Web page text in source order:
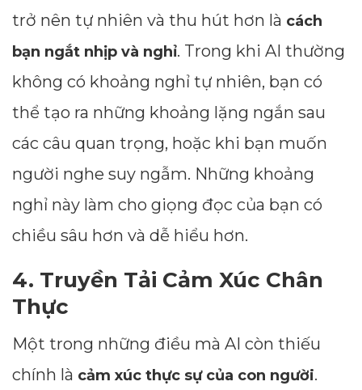
trở nên tự nhiên và thu hút hơn là cách
bạn ngắt nhịp và nghỉ. Trong khi AI thường
không có khoảng nghỉ tự nhiên, bạn có
thể tạo ra những khoảng lặng ngắn sau
các câu quan trọng, hoặc khi bạn muốn
người nghe suy ngẫm. Những khoảng
nghỉ này làm cho giọng đọc của bạn có
chiều sâu hơn và dễ hiểu hơn.
4. Truyền Tải Cảm Xúc Chân
Thực
Một trong những điều mà AI còn thiếu
chính là cảm xúc thực sự của con người.